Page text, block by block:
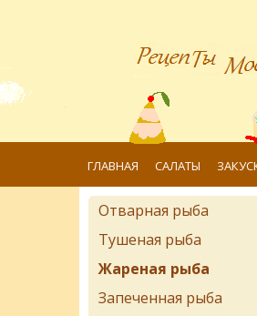
ГЛАВНАЯ САЛАТЫ
Отварная рыба
Тушеная рыба
Жареная рыба
Запеченная рыба